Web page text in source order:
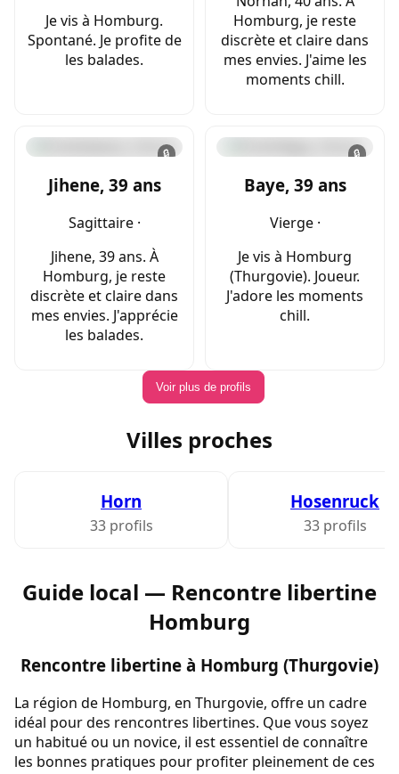
Je vis à Homburg.
Spontané. Je profite de
les balades.
Homburg, je reste
discrète et claire dans
mes envies. J'aime les
moments chill.
🔒
Jihene, 39 ans
Sagittaire ·
Jihene, 39 ans. À
Homburg, je reste
discrète et claire dans
mes envies. J'apprécie
les balades.
🔒
Baye, 39 ans
Vierge ·
Je vis à Homburg
(Thurgovie). Joueur.
J'adore les moments
chill.
Voir plus de profils
Villes proches
Horn
33 profils
Hosenruck
33 profils
Guide local — Rencontre libertine
Homburg
Rencontre libertine à Homburg (Thurgovie)
La région de Homburg, en Thurgovie, offre un cadre
idéal pour des rencontres libertines. Que vous soyez
un habitué ou un novice, il est essentiel de connaître
les bonnes pratiques pour profiter pleinement de ces